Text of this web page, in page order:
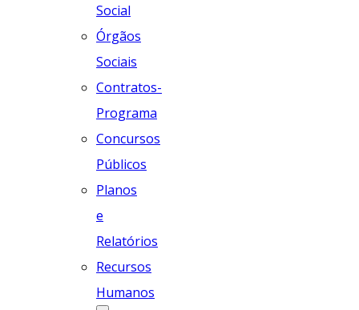
Social
Órgãos
Sociais
Contratos-
Programa
Concursos
Públicos
Planos
e
Relatórios
Recursos
Humanos